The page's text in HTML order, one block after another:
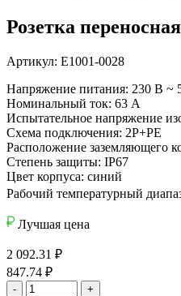
Розетка
Артикул: Е1001-0028
Напряжение питания: 230 В ~
Номинальный ток: 63 А
Испытательное напряжение
Схема подключения: 2P+PE
Расположение заземляющего
Степень защиты: IP67
Цвет корпуса: синий
Рабочий температурный
Лучшая цена
2 092.31 ₽
847.74 ₽
- +